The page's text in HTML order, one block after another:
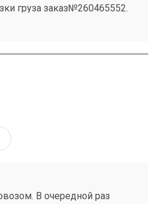
груза заказ№260465552.
сроки.
В очередной раз